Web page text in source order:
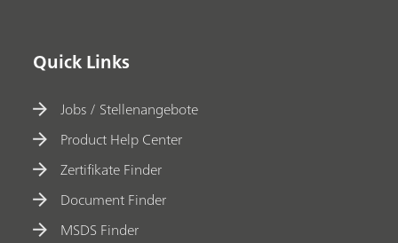
Quick Links
Jobs / Stellenangebote
Product Help Center
Zertifikate Finder
Document Finder
MSDS Finder